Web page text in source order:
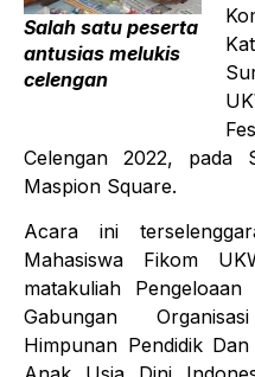
Salah satu peserta
antusias melukis
celengan
Celengan 2022, pada
Maspion Square.
Acara ini
Mahasiswa Fikom
matakuliah
Gabungan
Himpunan Pendidik